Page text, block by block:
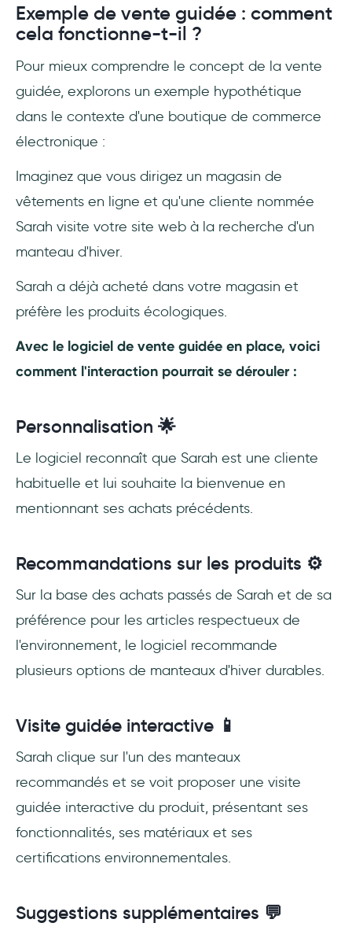
Exemple de vente guidée : comment
cela fonctionne-t-il ?
Pour mieux comprendre le concept de la vente
guidée, explorons un exemple hypothétique
dans le contexte d'une boutique de commerce
électronique :
Imaginez que vous dirigez un magasin de
vêtements en ligne et qu'une cliente nommée
Sarah visite votre site web à la recherche d'un
manteau d'hiver.
Sarah a déjà acheté dans votre magasin et
préfère les produits écologiques.
Avec le logiciel de vente guidée en place, voici
comment l'interaction pourrait se dérouler :
Personnalisation 🌟
Le logiciel reconnaît que Sarah est une cliente
habituelle et lui souhaite la bienvenue en
mentionnant ses achats précédents.
Recommandations sur les produits ⚙️
Sur la base des achats passés de Sarah et de sa
préférence pour les articles respectueux de
l'environnement, le logiciel recommande
plusieurs options de manteaux d'hiver durables.
Visite guidée interactive 📱
Sarah clique sur l'un des manteaux
recommandés et se voit proposer une visite
guidée interactive du produit, présentant ses
fonctionnalités, ses matériaux et ses
certifications environnementales.
Suggestions supplémentaires 💬